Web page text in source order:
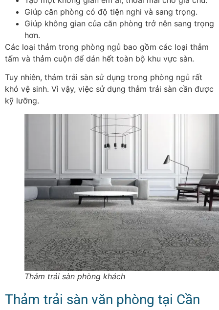
Giúp căn phòng có độ tiện nghi và sang trọng.
Giúp không gian của căn phòng trở nên sang trọng
hơn.
Các loại thảm trong phòng ngủ bao gồm các loại thảm
tấm và thảm cuộn để dán hết toàn bộ khu vực sàn.
Tuy nhiên, thảm trải sàn sử dụng trong phòng ngủ rất
khó vệ sinh. Vì vậy, việc sử dụng thảm trải sàn cần được
kỹ lưỡng.
Thảm trải sàn phòng khách
Thảm trải sàn văn phòng tại Cần